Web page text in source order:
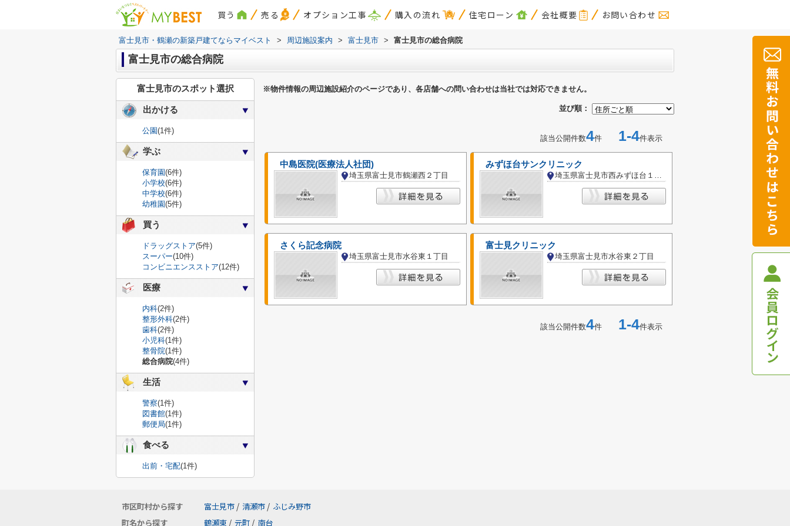
買う 売る オプション工事 購入の流れ 住宅ローン 会社概要 お問い合わせ
富士見市・鶴瀬の新築戸建てならマイベスト > 周辺施設案内 > 富士見市 > 富士見市の総合病院
富士見市の総合病院
※物件情報の周辺施設紹介のページであり、各店舗への問い合わせは当社では対応できません。
並び順：
該当公開件数4件 1-4件表示
中島医院(医療法人社団)
埼玉県富士見市鶴瀬西２丁目
みずほ台サンクリニック
埼玉県富士見市西みずほ台１丁目
さくら記念病院
埼玉県富士見市水谷東１丁目
富士見クリニック
埼玉県富士見市水谷東２丁目
該当公開件数4件 1-4件表示
富士見市のスポット選択
出かける
公園(1件)
学ぶ
保育園(6件)
小学校(6件)
中学校(6件)
幼稚園(5件)
買う
ドラッグストア(5件)
スーパー(10件)
コンビニエンスストア(12件)
医療
内科(2件)
整形外科(2件)
歯科(2件)
小児科(1件)
整骨院(1件)
総合病院(4件)
生活
警察(1件)
図書館(1件)
郵便局(1件)
食べる
出前・宅配(1件)
市区町村から探す 富士見市 / 清瀬市 / ふじみ野市
町名から探す
鶴瀬東 / 元町 / 南台